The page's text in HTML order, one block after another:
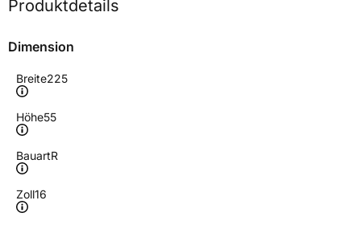
Produktdetails
Dimension
Breite225
Höhe55
BauartR
Zoll16